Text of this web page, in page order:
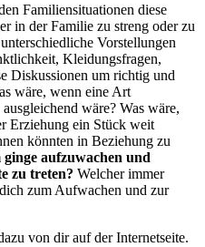
Familiensituationen diese
in der Familie zu streng oder zu
Vorstellungen
Kleidungsfragen,
Diskussionen um richtig und
wäre, wenn eine Art
wäre? Was wäre,
Erziehung ein Stück weit
könnten in Beziehung zu
aufzuwachen und
zu treten? Welcher immer
zum Aufwachen und zur
von dir auf der Internetseite.